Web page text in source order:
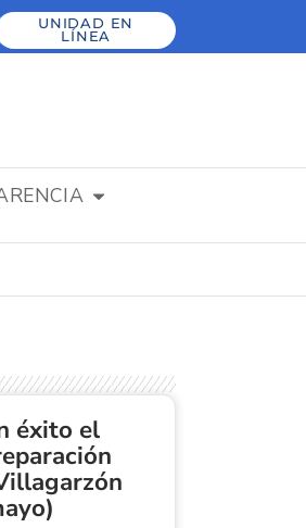
UNIDAD EN
LÍNEA
éxito el